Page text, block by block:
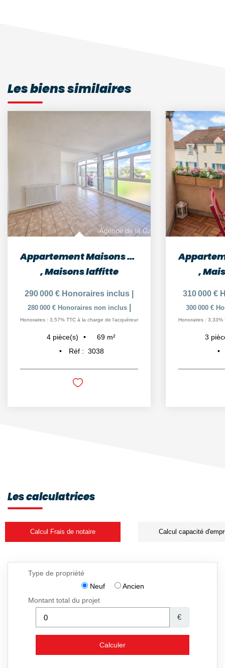
Les biens similaires
Appartement Maisons Laffitte 4 pièces 69 m2
,Maisons laffitte
290 000 € Honoraires inclus
280 000 € Honoraires non inclus
Honoraires : 3,57% TTC à la charge de l'acquéreur
4 pièce(s) 69 m²
Réf : 3038
,
310 000 €
300 000 €
Honoraires : 3,33%
3
Les calculatrices
Calcul Frais de notaire Calcul capacité